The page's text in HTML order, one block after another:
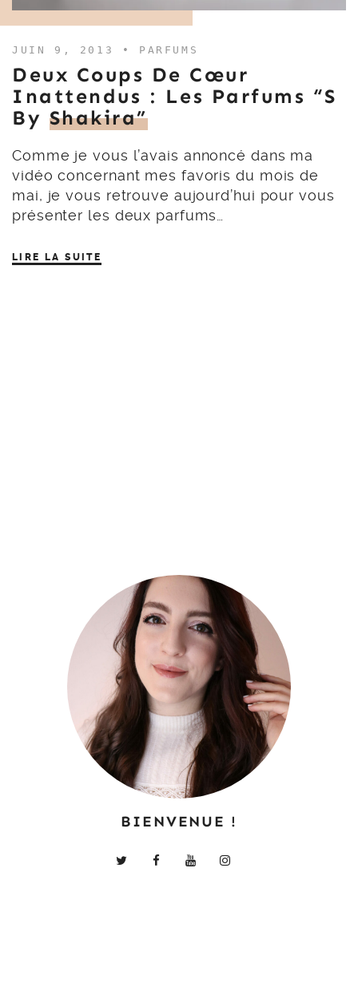
JUIN 9, 2013 • PARFUMS
Deux Coups De Cœur
Inattendus : Les Parfums “S
By Shakira”
Comme je vous l’avais annoncé dans ma
vidéo concernant mes favoris du mois de
mai, je vous retrouve aujourd’hui pour vous
présenter les deux parfums…
LIRE LA SUITE
BIENVENUE !